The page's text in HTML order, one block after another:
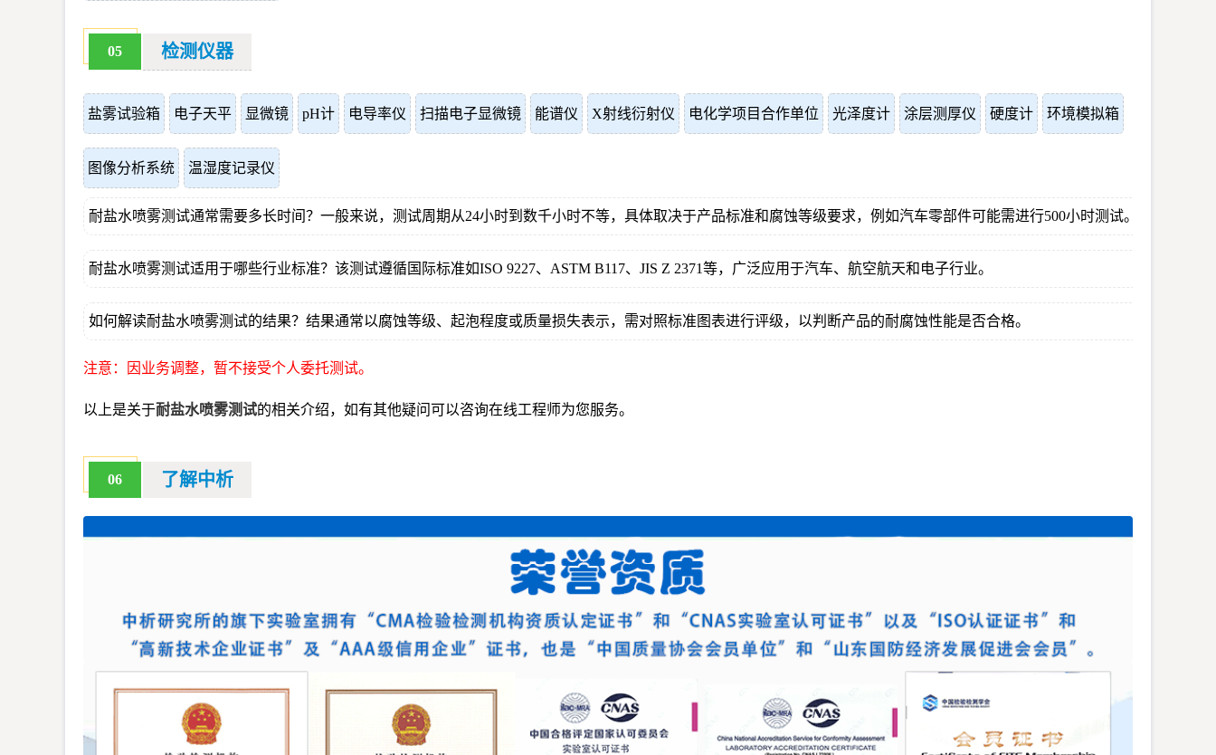
05 检测仪器
盐雾试验箱 电子天平 显微镜 pH计 电导率仪 扫描电子显微镜 能谱仪 X射线衍射仪 电化学项目合作单位 光泽度计 涂层测厚仪 硬度计 环境模拟箱
图像分析系统 温湿度记录仪
耐盐水喷雾测试通常需要多长时间？一般来说，测试周期从24小时到数千小时不等，具体取决于产品标准和腐蚀等级要求，例如汽车零部件可能需进行500小时测试。
耐盐水喷雾测试适用于哪些行业标准？该测试遵循国际标准如ISO 9227、ASTM B117、JIS Z 2371等，广泛应用于汽车、航空航天和电子行业。
如何解读耐盐水喷雾测试的结果？结果通常以腐蚀等级、起泡程度或质量损失表示，需对照标准图表进行评级，以判断产品的耐腐蚀性能是否合格。
注意：因业务调整，暂不接受个人委托测试。
以上是关于耐盐水喷雾测试的相关介绍，如有其他疑问可以咨询在线工程师为您服务。
06 了解中析